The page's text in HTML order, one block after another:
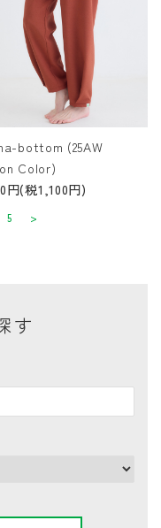
bottom (25AW
Color)
円(税1,100円)
5
>
す